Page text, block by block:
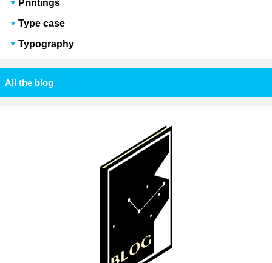
Printings
Type case
Typography
All the blog